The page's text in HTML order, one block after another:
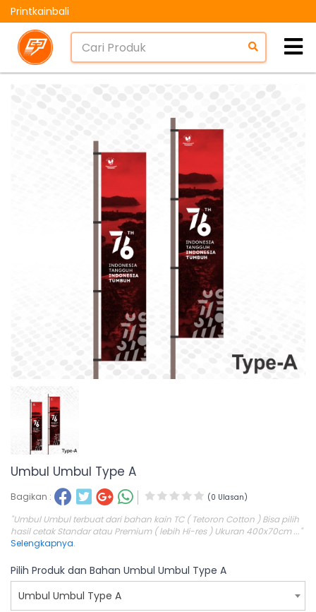
Printkainbali
Umbul Umbul Type A
Bagikan : (0 Ulasan)
"Umbul Umbul terbuat dari bahan kain TC ( Tetoron Cotton ) Bisa pilih
hasil cetak Standar atau Premium ( lebih Hi-res ) Ukuran 400x70cm ..."
Selengkapnya.
Pilih Produk dan Bahan Umbul Umbul Type A
Umbul Umbul Type A